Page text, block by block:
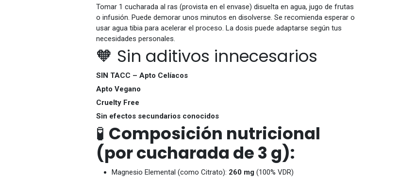
Tomar 1 cucharada al ras (provista en el envase) disuelta en agua, jugo de frutas
o infusión. Puede demorar unos minutos en disolverse. Se recomienda esperar o
usar agua tibia para acelerar el proceso. La dosis puede adaptarse según tus
necesidades personales.
🧡 Sin aditivos innecesarios
SIN TACC – Apto Celíacos
Apto Vegano
Cruelty Free
Sin efectos secundarios conocidos
🧪 Composición nutricional
(por cucharada de 3 g):
Magnesio Elemental (como Citrato): 260 mg (100% VDR)